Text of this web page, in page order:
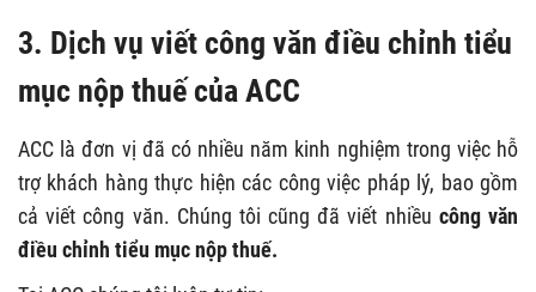
3. Dịch vụ viết công văn điều chỉnh tiểu
mục nộp thuế của ACC
ACC là đơn vị đã có nhiều năm kinh nghiệm trong việc hỗ
trợ khách hàng thực hiện các công việc pháp lý, bao gồm
cả viết công văn. Chúng tôi cũng đã viết nhiều công văn
điều chỉnh tiểu mục nộp thuế.